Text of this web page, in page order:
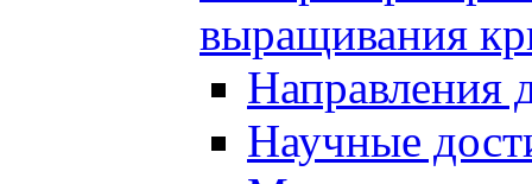
выращивания
Направления
Научные